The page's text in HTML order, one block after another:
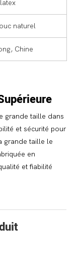
naturel
Chine
grande taille dans
et sécurité pour
grande taille le
en
et fiabilité